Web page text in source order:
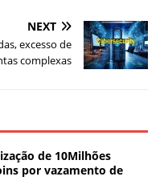
NEXT
excesso de
complexas
de 10Milhões
por vazamento de